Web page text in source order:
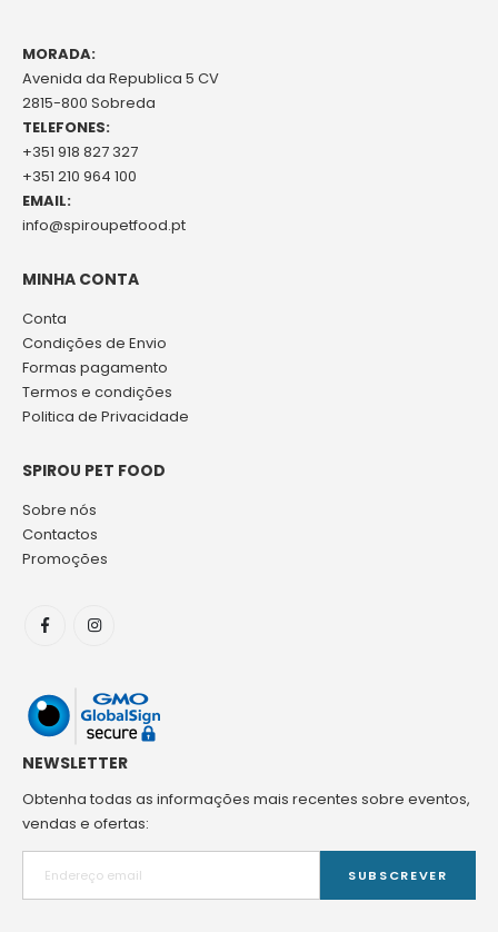
MORADA:
Avenida da Republica 5 CV
2815-800 Sobreda
TELEFONES:
+351 918 827 327
+351 210 964 100
EMAIL:
info@spiroupetfood.pt
MINHA CONTA
Conta
Condições de Envio
Formas pagamento
Termos e condições
Politica de Privacidade
SPIROU PET FOOD
Sobre nós
Contactos
Promoções
NEWSLETTER
Obtenha todas as informações mais recentes sobre eventos,
vendas e ofertas:
SUBSCREVER